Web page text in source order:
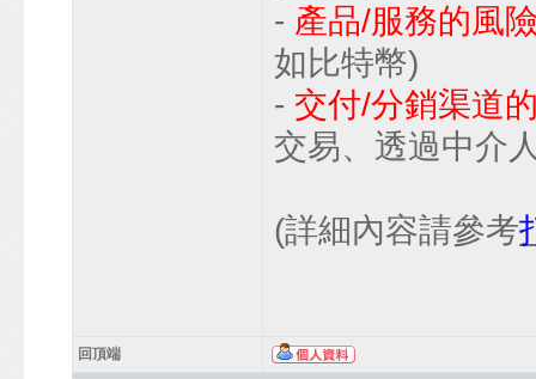
- 產品/服務的風
如比特幣)
- 交付/分銷渠道
交易、透過中介
(詳細內容請參考
回頂端